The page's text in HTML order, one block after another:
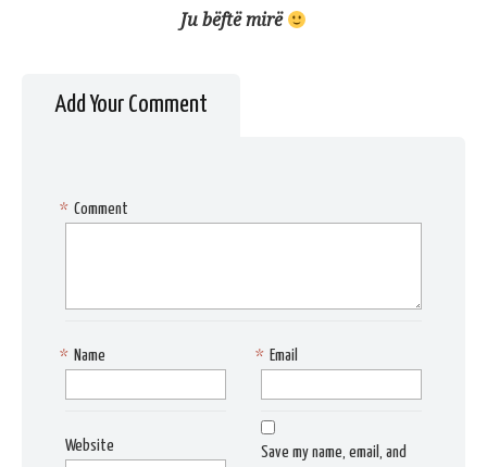
Ju bëftë mirë
Add Your Comment
Comment
*
Name
* Email
*
Website Save my name, email, and